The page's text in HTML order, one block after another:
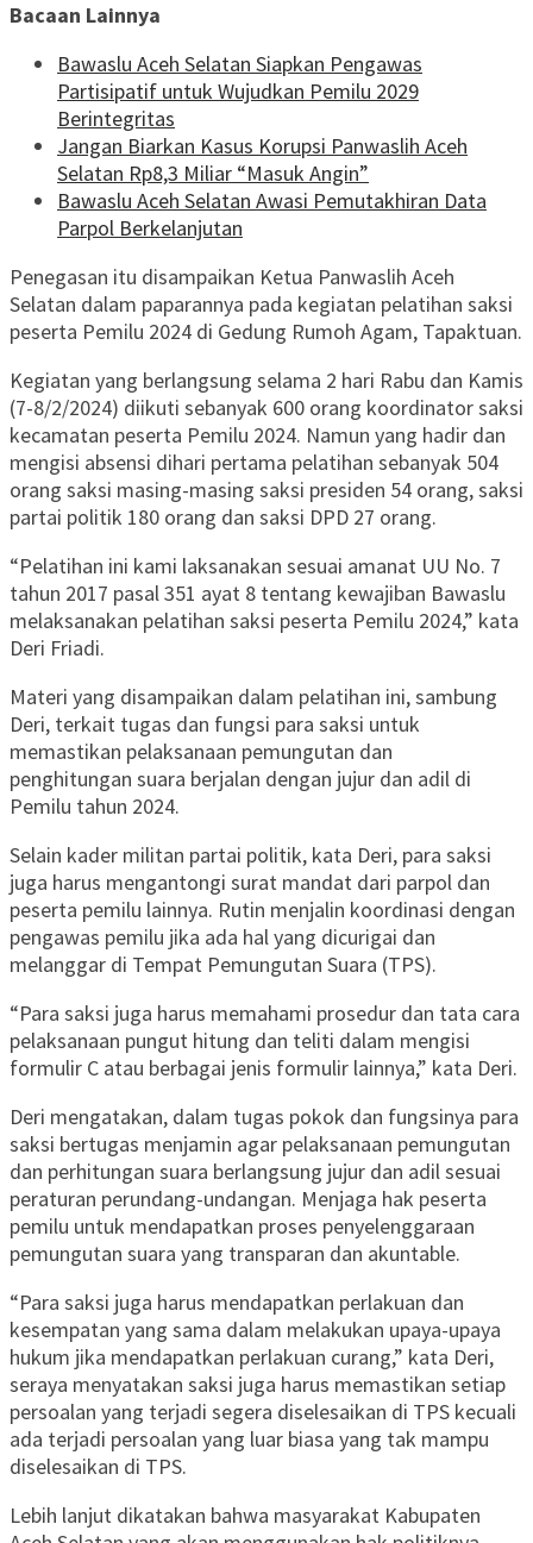
Bacaan Lainnya
Bawaslu Aceh Selatan Siapkan Pengawas
Partisipatif untuk Wujudkan Pemilu 2029
Berintegritas
Jangan Biarkan Kasus Korupsi Panwaslih Aceh
Selatan Rp8,3 Miliar “Masuk Angin”
Bawaslu Aceh Selatan Awasi Pemutakhiran Data
Parpol Berkelanjutan
Penegasan itu disampaikan Ketua Panwaslih Aceh
Selatan dalam paparannya pada kegiatan pelatihan saksi
peserta Pemilu 2024 di Gedung Rumoh Agam, Tapaktuan.
Kegiatan yang berlangsung selama 2 hari Rabu dan Kamis
(7-8/2/2024) diikuti sebanyak 600 orang koordinator saksi
kecamatan peserta Pemilu 2024. Namun yang hadir dan
mengisi absensi dihari pertama pelatihan sebanyak 504
orang saksi masing-masing saksi presiden 54 orang, saksi
partai politik 180 orang dan saksi DPD 27 orang.
“Pelatihan ini kami laksanakan sesuai amanat UU No. 7
tahun 2017 pasal 351 ayat 8 tentang kewajiban Bawaslu
melaksanakan pelatihan saksi peserta Pemilu 2024,” kata
Deri Friadi.
Materi yang disampaikan dalam pelatihan ini, sambung
Deri, terkait tugas dan fungsi para saksi untuk
memastikan pelaksanaan pemungutan dan
penghitungan suara berjalan dengan jujur dan adil di
Pemilu tahun 2024.
Selain kader militan partai politik, kata Deri, para saksi
juga harus mengantongi surat mandat dari parpol dan
peserta pemilu lainnya. Rutin menjalin koordinasi dengan
pengawas pemilu jika ada hal yang dicurigai dan
melanggar di Tempat Pemungutan Suara (TPS).
“Para saksi juga harus memahami prosedur dan tata cara
pelaksanaan pungut hitung dan teliti dalam mengisi
formulir C atau berbagai jenis formulir lainnya,” kata Deri.
Deri mengatakan, dalam tugas pokok dan fungsinya para
saksi bertugas menjamin agar pelaksanaan pemungutan
dan perhitungan suara berlangsung jujur dan adil sesuai
peraturan perundang-undangan. Menjaga hak peserta
pemilu untuk mendapatkan proses penyelenggaraan
pemungutan suara yang transparan dan akuntable.
“Para saksi juga harus mendapatkan perlakuan dan
kesempatan yang sama dalam melakukan upaya-upaya
hukum jika mendapatkan perlakuan curang,” kata Deri,
seraya menyatakan saksi juga harus memastikan setiap
persoalan yang terjadi segera diselesaikan di TPS kecuali
ada terjadi persoalan yang luar biasa yang tak mampu
diselesaikan di TPS.
Lebih lanjut dikatakan bahwa masyarakat Kabupaten